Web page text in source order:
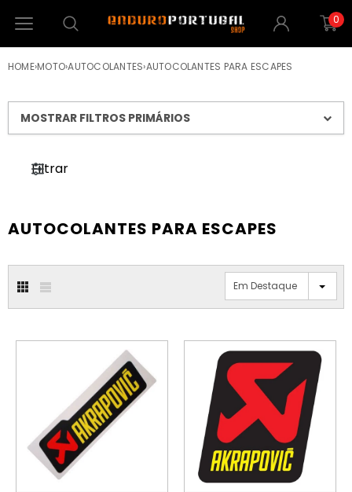
0
HOME›MOTO›AUTOCOLANTES›AUTOCOLANTES PARA ESCAPES
MOSTRAR FILTROS PRIMÁRIOS
Filtrar
AUTOCOLANTES PARA ESCAPES
Em Destaque
ESGOTADO